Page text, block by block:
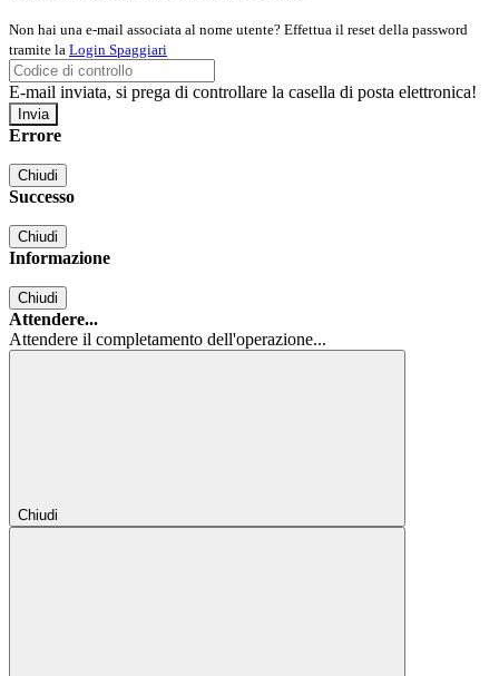
Non hai una e-mail associata al nome utente? Effettua il reset della password
tramite la Login Spaggiari
E-mail inviata, si prega di controllare la casella di posta elettronica!
Errore
Chiudi
Successo
Chiudi
Informazione
Chiudi
Attendere...
Attendere il completamento dell'operazione...
Chiudi